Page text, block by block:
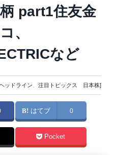
part1住友金
、
など
ッドライン、 注目トピックス 日本株]
はてブ 0
Pocket